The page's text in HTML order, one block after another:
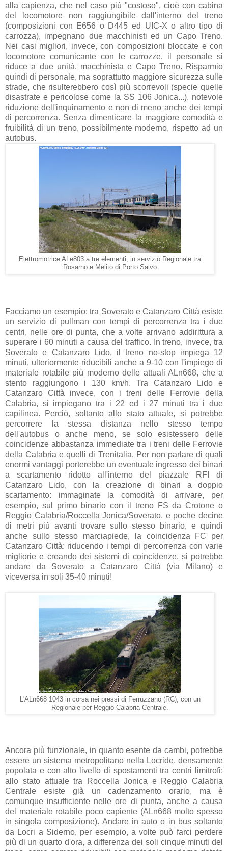
alla capienza, che nel caso più "costoso", cioè con cabina
del locomotore non raggiungibile dall'interno del treno
(composizioni con E656 o D445 ed UIC-X o altro tipo di
carrozza), impegnano due macchinisti ed un Capo Treno.
Nei casi migliori, invece, con composizioni bloccate e con
locomotore comunicante con le carrozze, il personale si
riduce a due unità, macchinista e Capo Treno. Risparmio
quindi di personale, ma soprattutto maggiore sicurezza sulle
strade, che risulterebbero così più scorrevoli (specie quelle
disastrate e pericolose come la SS 106 Jonica...), notevole
riduzione dell'inquinamento e non di meno anche dei tempi
di percorrenza. Senza dimenticare la maggiore comodità e
fruibilità di un treno, possibilmente moderno, rispetto ad un
autobus.
Elettromotrice ALe803 a tre elementi, in servizio Regionale tra
Rosarno e Melito di Porto Salvo
Facciamo un esempio: tra Soverato e Catanzaro Città esiste
un servizio di pullman con tempi di percorrenza tra i due
centri, nelle ore di punta, che a volte arrivano addirittura a
superare i 60 minuti a causa del traffico. In treno, invece, tra
Soverato e Catanzaro Lido, il treno no-stop impiega 12
minuti, ulteriormente riducibili anche a 9-10 con l'impiego di
materiale rotabile più moderno delle attuali ALn668, che a
stento raggiungono i 130 km/h. Tra Catanzaro Lido e
Catanzaro Città invece, con i treni delle Ferrovie della
Calabria, si impiegano tra i 22 ed i 27 minuti tra i due
capilinea. Perciò, soltanto allo stato attuale, si potrebbe
percorrere la stessa distanza nello stesso tempo
dell'autobus o anche meno, se solo esistessero delle
coincidenze abbastanza immediate tra i treni delle Ferrovie
della Calabria e quelli di Trenitalia. Per non parlare di quali
enormi vantaggi porterebbe un eventuale ingresso dei binari
a scartamento ridotto all'interno del piazzale RFI di
Catanzaro Lido, con la creazione di binari a doppio
scartamento: immaginate la comodità di arrivare, per
esempio, sul primo binario con il treno FS da Crotone o
Reggio Calabria/Roccella Jonica/Soverato, e poche decine
di metri più avanti trovare sullo stesso binario, e quindi
anche sullo stesso marciapiede, la coincidenza FC per
Catanzaro Città: riducendo i tempi di percorrenza con varie
migliorie e creando dei sistemi di coincidenze, si potrebbe
andare da Soverato a Catanzaro Città (via Milano) e
viceversa in soli 35-40 minuti!
L'ALn668 1043 in corsa nei pressi di Ferruzzano (RC), con un
Regionale per Reggio Calabria Centrale.
Ancora più funzionale, in quanto esente da cambi, potrebbe
essere un sistema metropolitano nella Locride, densamente
popolata e con alto livello di spostamenti tra centri limitrofi:
allo stato attuale tra Roccella Jonica e Reggio Calabria
Centrale esiste già un cadenzamento orario, ma è
comunque insufficiente nelle ore di punta, anche a causa
del materiale rotabile poco capiente (ALn668 molto spesso
in singola composizione). Andare in auto o in bus soltanto
da Locri a Siderno, per esempio, a volte può farci perdere
più di un quarto d'ora, a differenza dei soli cinque minuti del